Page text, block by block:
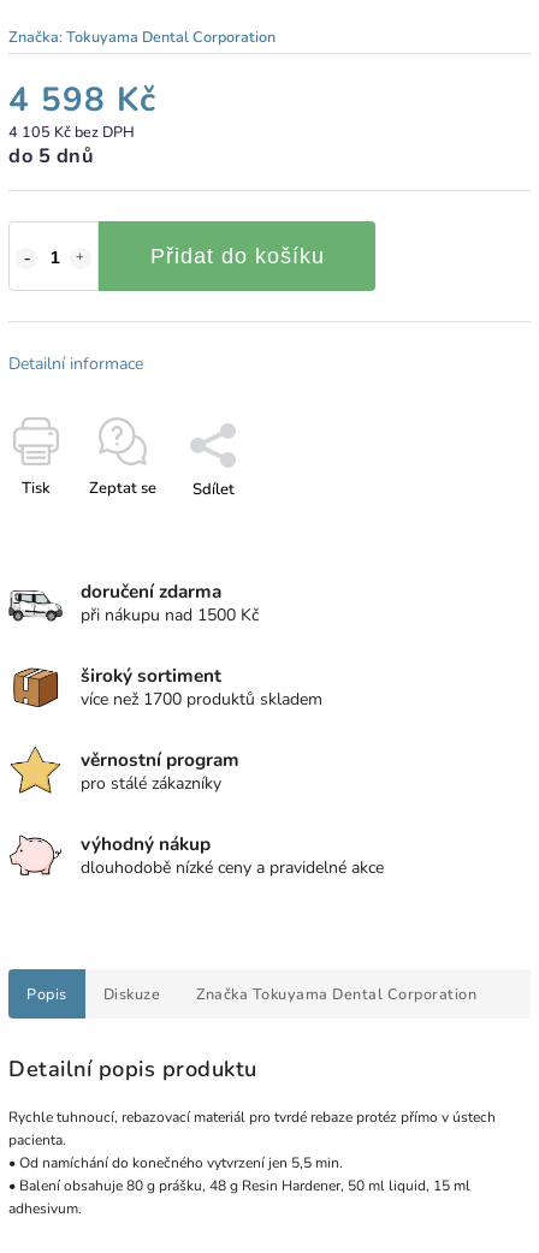
Značka:Tokuyama Dental Corporation
4 598 Kč
4 105 Kč bez DPH
do 5 dnů
Přidat do košíku
Detailní informace
Tisk Zeptat se Sdílet
doručení zdarma
při nákupu nad 1500 Kč
široký sortiment
více než 1700 produktů skladem
věrnostní program
pro stálé zákazníky
výhodný nákup
dlouhodobě nízké ceny a pravidelné akce
Popis Diskuze Značka Tokuyama Dental Corporation
Detailní popis produktu
Rychle tuhnoucí, rebazovací materiál pro tvrdé rebaze protéz přímo v ústech
pacienta.
• Od namíchání do konečného vytvrzení jen 5,5 min.
• Balení obsahuje 80 g prášku, 48 g Resin Hardener, 50 ml liquid, 15 ml
adhesivum.